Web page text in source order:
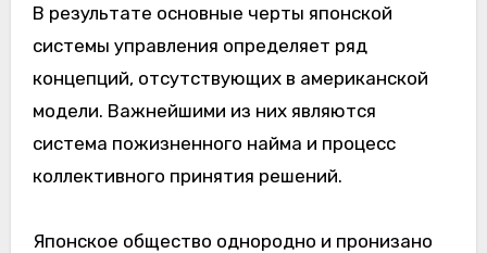
В результате основные черты японской
системы управления определяет ряд
концепций, отсутствующих в американской
модели. Важнейшими из них являются
система пожизненного найма и процесс
коллективного принятия решений.
Японское общество однородно и пронизано